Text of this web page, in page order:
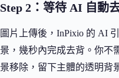
Step 2：等待 AI 自動
圖片上傳後，InPixio 的 AI
景，幾秒內完成去背。你不
景移除，留下主體的透明背